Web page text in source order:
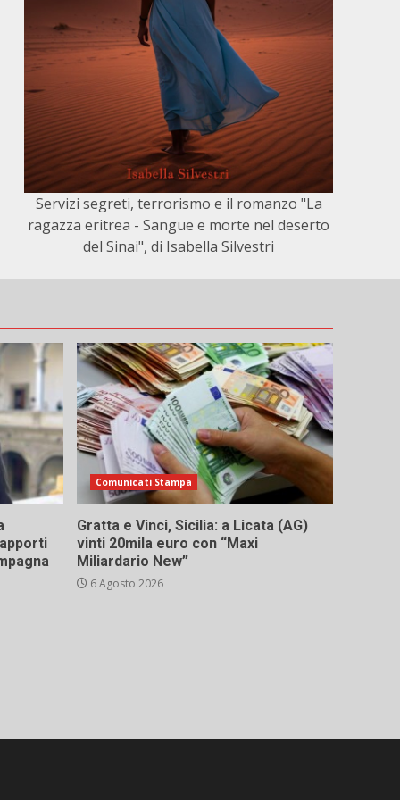
Servizi segreti, terrorismo e il romanzo "La
ragazza eritrea - Sangue e morte nel deserto
del Sinai", di Isabella Silvestri
Comunicati Stampa
Gratta e Vinci, Sicilia: a Licata (AG)
vinti 20mila euro con “Maxi
Miliardario New”
6 Agosto 2026